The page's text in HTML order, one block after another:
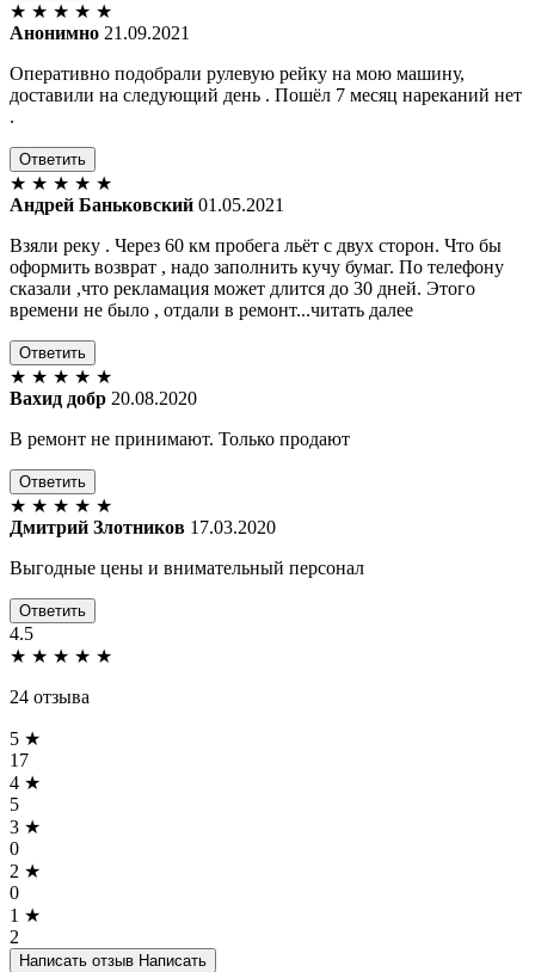
★ ★ ★ ★ ★
Анонимно 21.09.2021
Оперативно подобрали рулевую рейку на мою машину,
доставили на следующий день . Пошёл 7 месяц нареканий нет
.
Ответить
★ ★ ★ ★ ★
Андрей Баньковский 01.05.2021
Взяли реку . Через 60 км пробега льёт с двух сторон. Что бы
оформить возврат , надо заполнить кучу бумаг. По телефону
сказали ,что рекламация может длится до 30 дней. Этого
времени не было , отдали в ремонт...читать далее
Ответить
★ ★ ★ ★ ★
Вахид добр 20.08.2020
В ремонт не принимают. Только продают
Ответить
★ ★ ★ ★ ★
Дмитрий Злотников 17.03.2020
Выгодные цены и внимательный персонал
Ответить
4.5
★ ★ ★ ★ ★
24 отзыва
5 ★
17
4 ★
5
3 ★
0
2 ★
0
1 ★
2
Написать отзыв Написать